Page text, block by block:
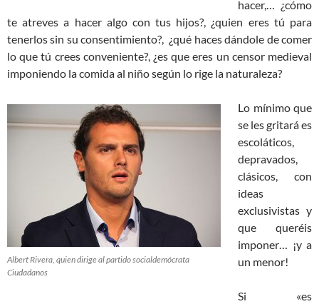
hacer,… ¿cómo
te atreves a hacer algo con tus hijos?, ¿quien eres tú para
tenerlos sin su consentimiento?, ¿qué haces dándole de comer
lo que tú crees conveniente?, ¿es que eres un censor medieval
imponiendo la comida al niño según lo rige la naturaleza?
Albert Rivera, quien dirige al partido socialdemócrata
Ciudadanos
Lo mínimo que
se les gritará es
escoláticos,
depravados,
clásicos, con
ideas
exclusivistas y
que queréis
imponer… ¡y a
un menor!
Si «es